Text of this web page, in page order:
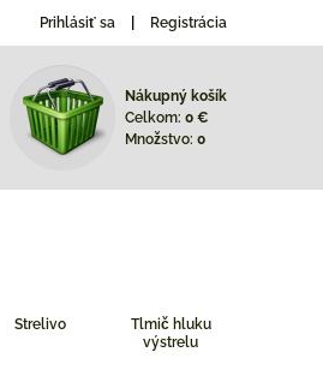
Prihlásiť sa Registrácia
Nákupný košík
Celkom: 0 €
Množstvo: 0
Strelivo
Tlmič hluku
výstrelu